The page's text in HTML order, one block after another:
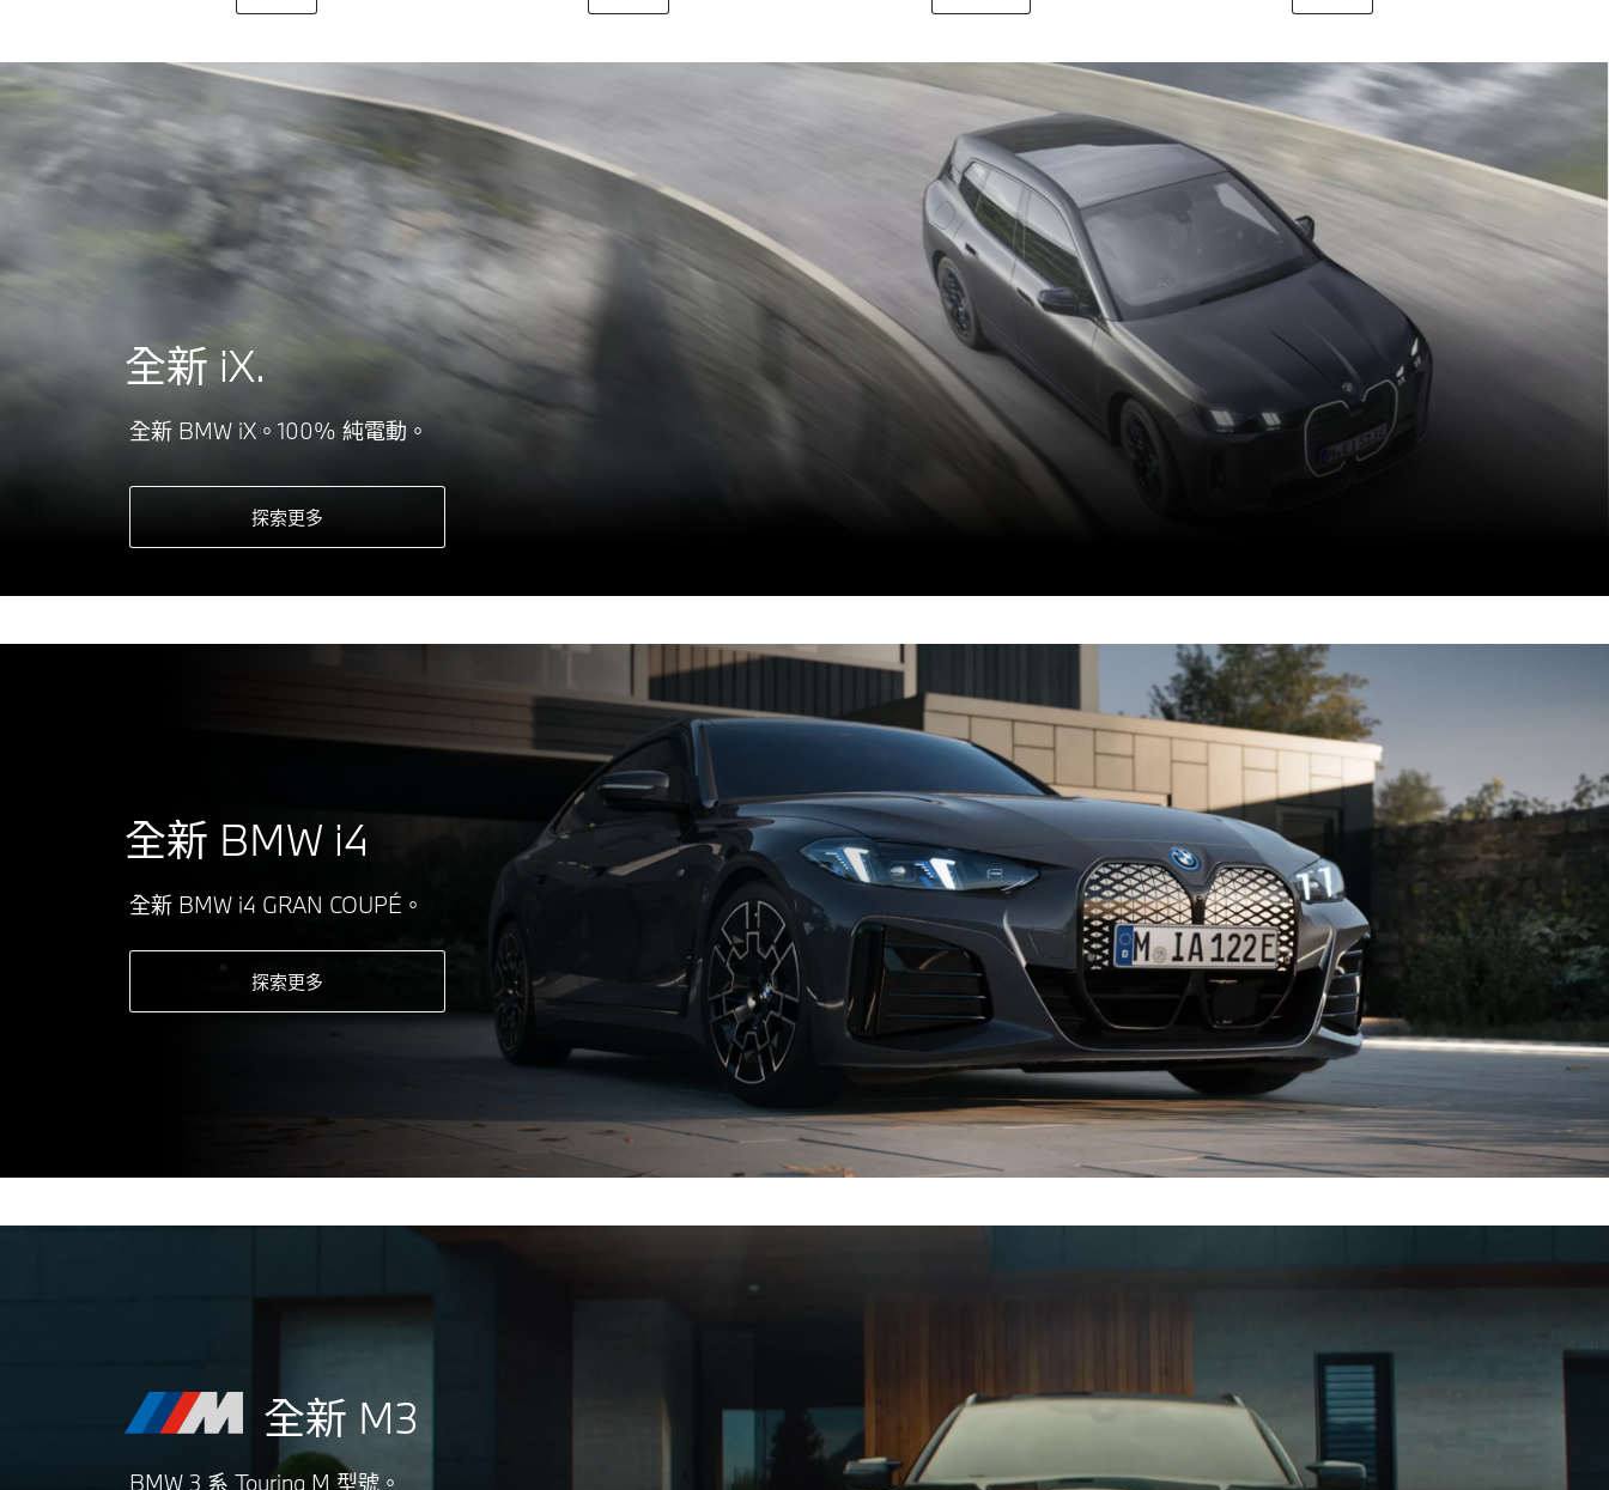
全新 iX.
全新 BMW iX。100% 純電動。
探索更多
全新 BMW i4
全新 BMW i4 GRAN COUPÉ。
探索更多
全新 M3
BMW 3 系 Touring M 型號。